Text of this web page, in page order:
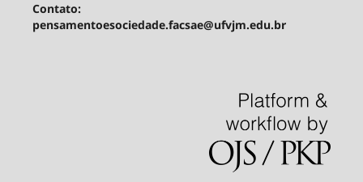
Contato:
pensamentoesociedade.facsae@ufvjm.edu.br